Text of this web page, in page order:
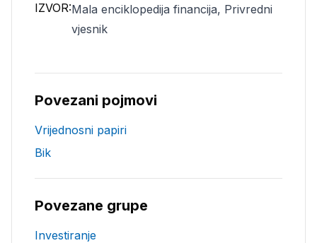
IZVOR:Mala enciklopedija financija, Privredni
vjesnik
Povezani pojmovi
Vrijednosni papiri
Bik
Povezane grupe
Investiranje